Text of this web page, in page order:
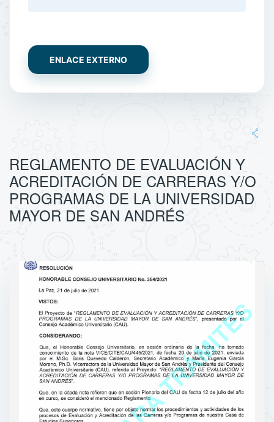
ENLACE EXTERNO
REGLAMENTO DE EVALUACIÓN Y
ACREDITACIÓN DE CARRERAS Y/O
PROGRAMAS DE LA UNIVERSIDAD
MAYOR DE SAN ANDRÉS